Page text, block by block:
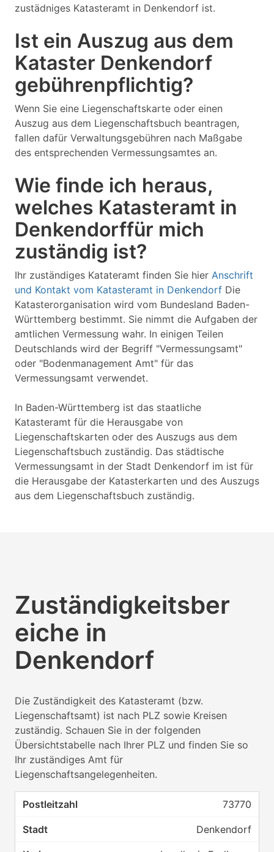
zustädniges Katasteramt in Denkendorf ist.
Ist ein Auszug aus dem
Kataster Denkendorf
gebührenpflichtig?
Wenn Sie eine Liegenschaftskarte oder einen
Auszug aus dem Liegenschaftsbuch beantragen,
fallen dafür Verwaltungsgebühren nach Maßgabe
des entsprechenden Vermessungsamtes an.
Wie finde ich heraus,
welches Katasteramt in
Denkendorffür mich
zuständig ist?
Ihr zuständiges Katateramt finden Sie hier Anschrift
und Kontakt vom Katasteramt in Denkendorf Die
Katasterorganisation wird vom Bundesland Baden-
Württemberg bestimmt. Sie nimmt die Aufgaben der
amtlichen Vermessung wahr. In einigen Teilen
Deutschlands wird der Begriff "Vermessungsamt"
oder "Bodenmanagement Amt" für das
Vermessungsamt verwendet.
In Baden-Württemberg ist das staatliche
Katasteramt für die Herausgabe von
Liegenschaftskarten oder des Auszugs aus dem
Liegenschaftsbuch zuständig. Das städtische
Vermessungsamt in der Stadt Denkendorf im ist für
die Herausgabe der Katasterkarten und des Auszugs
aus dem Liegenschaftsbuch zuständig.
Zuständigkeitsber
eiche in
Denkendorf
Die Zuständigkeit des Katasteramt (bzw.
Liegenschaftsamt) ist nach PLZ sowie Kreisen
zuständig. Schauen Sie in der folgenden
Übersichtstabelle nach Ihrer PLZ und finden Sie so
Ihr zuständiges Amt für
Liegenschaftsangelegenheiten.
73770
Denkendorf